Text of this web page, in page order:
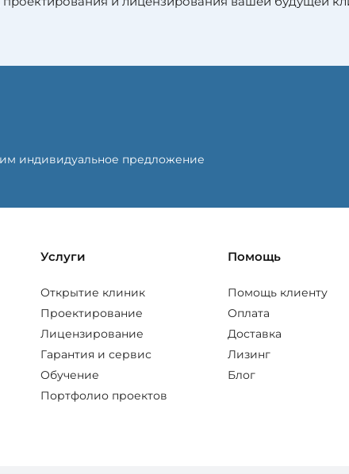
индивидуальное предложение
Услуги
Открытие клиник
Проектирование
Лицензирование
Гарантия и сервис
Обучение
Портфолио проектов
Помощь
Помощь клиенту
Оплата
Доставка
Лизинг
Блог